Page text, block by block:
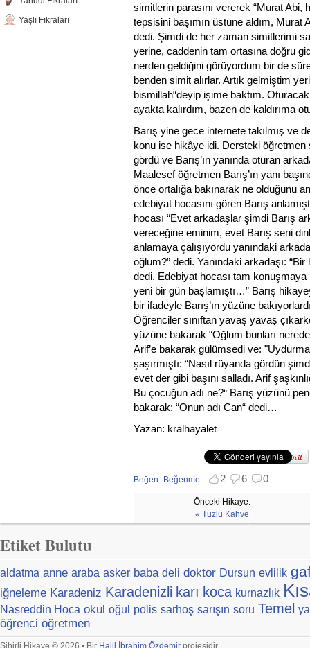
Yaşlı Fıkraları
simitlerin parasını vererek “Murat Abi,
tepsisini başımın üstüne aldım, Murat
dedi. Şimdi de her zaman simitlerimi
yerine, caddenin tam ortasına doğru
nerden geldiğini görüyordum bir de
benden simit alırlar. Artık gelmiştim
bismillah“deyip işime baktım.
ayakta kalırdım, bazen de kaldırıma
Barış yine gece internete takılmış ve
konu ise hikâye idi. Dersteki öğretmen
gördü ve Barış’ın yanında oturan
Maalesef öğretmen Barış’ın yanı
önce ortalığa bakınarak ne olduğunu
edebiyat hocasını gören Barış
hocası “Evet arkadaşlar şimdi Barış
vereceğine eminim, evet Barış seni
anlamaya çalışıyordu yanındaki
oğlum?” dedi. Yanındaki arkadaşı:
dedi. Edebiyat hocası tam konuşmaya
yeni bir gün başlamıştı…” Barış
bir ifadeyle Barış’ın yüzüne
Öğrenciler sınıftan yavaş yavaş
yüzüne bakarak “Oğlum bunları
Arif’e bakarak gülümsedi ve:
şaşırmıştı: “Nasıl rüyanda gördün
evet der gibi başını salladı. Arif
Bu çocuğun adı ne?“ Barış yüzünü
bakarak: “Onun adı Can“ dedi…
Yazan: kralhayalet
Beğen
Beğenmekten vazgeç
Beğenme
Beğenmemekten vazgeç
2 6 0
Önceki Hikaye:
« Tuzlu Kahve
Etiket Bulutu
aldatma anne araba asker baba deli doktor Dursun evlilik
iğneleme Karadeniz Karadenizli karı koca kurnazlık
Nasreddin Hoca okul oğul polis sarhoş sarışın soru Temel
öğrenci öğretmen
Sihirli Hikaye © 2026 • Bir Halil İbrahim Özdemir projesidir.